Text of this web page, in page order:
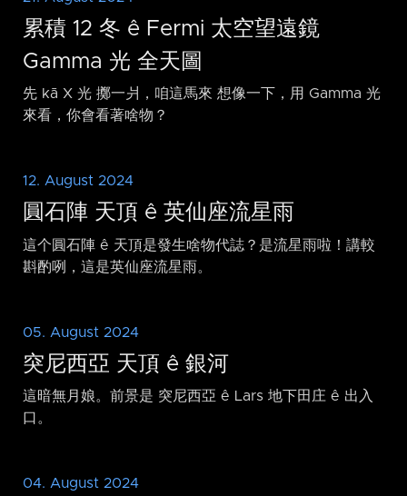
累積 12 冬 ê Fermi 太空望遠鏡
Gamma 光 全天圖
先 kā X 光 擲一爿，咱這馬來 想像一下，用 Gamma 光
來看，你會看著啥物？
12. August 2024
圓石陣 天頂 ê 英仙座流星雨
這个圓石陣 ê 天頂是發生啥物代誌？是流星雨啦！講較
斟酌咧，這是英仙座流星雨。
05. August 2024
突尼西亞 天頂 ê 銀河
這暗無月娘。前景是 突尼西亞 ê Lars 地下田庄 ê 出入
口。
04. August 2024